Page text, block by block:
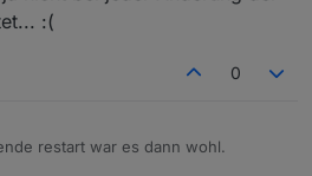
:(
0
restart war es dann wohl.